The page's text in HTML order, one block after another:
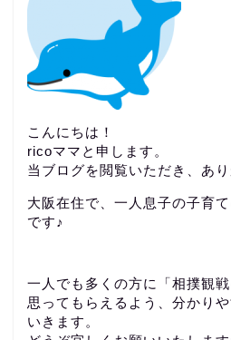
こんにちは！
ricoママと申します。
当ブログを閲覧いただき、あ
大阪在住で、一人息子の子育
です♪
一人でも多くの方に「相撲観
思ってもらえるよう、分かり
いきます。